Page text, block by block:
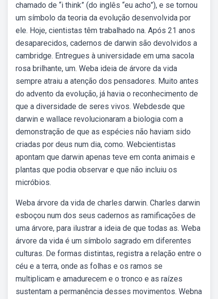
chamado de “i think” (do inglês “eu acho”), e se tornou
um símbolo da teoria da evolução desenvolvida por
ele. Hoje, cientistas têm trabalhado na. Após 21 anos
desaparecidos, cadernos de darwin são devolvidos a
cambridge. Entregues à universidade em uma sacola
rosa brilhante, um. Weba ideia de árvore da vida
sempre atraiu a atenção dos pensadores. Muito antes
do advento da evolução, já havia o reconhecimento de
que a diversidade de seres vivos. Webdesde que
darwin e wallace revolucionaram a biologia com a
demonstração de que as espécies não haviam sido
criadas por deus num dia, como. Webcientistas
apontam que darwin apenas teve em conta animais e
plantas que podia observar e que não incluiu os
micróbios.
Weba árvore da vida de charles darwin. Charles darwin
esboçou num dos seus cadernos as ramificações de
uma árvore, para ilustrar a ideia de que todas as. Weba
árvore da vida é um símbolo sagrado em diferentes
culturas. De formas distintas, registra a relação entre o
céu e a terra, onde as folhas e os ramos se
multiplicam e amadurecem e o tronco e as raízes
sustentam a permanência desses movimentos. Webna